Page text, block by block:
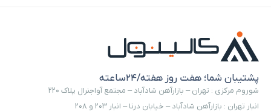
پشتیبان شما؛ هفت روز هفته/۲۴ساعته
شوروم مرکزی : تهران – بازارآهن شادآباد – مجتمع آواجنرال پلاک ۲۲۰
انبار تهران : بازارآهن شادآباد – خیابان درنا – انبار ۲۰۳ و ۲۰۸